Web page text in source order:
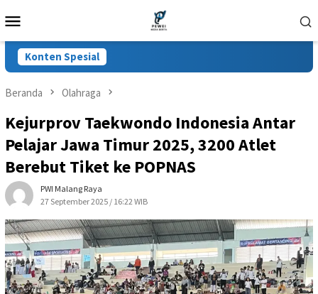
ke
Mobile
Konten Spesial
Beranda Olahraga
Kejurprov Taekwondo Indonesia Antar
Pelajar Jawa Timur 2025, 3200 Atlet
Berebut Tiket ke POPNAS
PWI Malang Raya
27 September 2025 / 16:22 WIB